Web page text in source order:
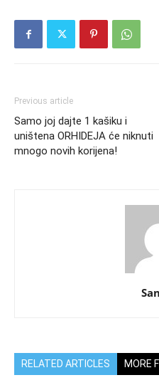
Previous article
Samo joj dajte 1 kašiku i
uništena ORHIDEJA će niknuti
mnogo novih korijena!
RELATED ARTICLES MORE